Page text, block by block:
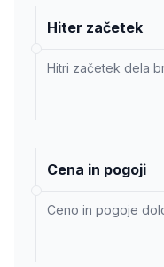
Hiter začetek
Hitri začetek dela
Cena in pogoji
Ceno in pogoje